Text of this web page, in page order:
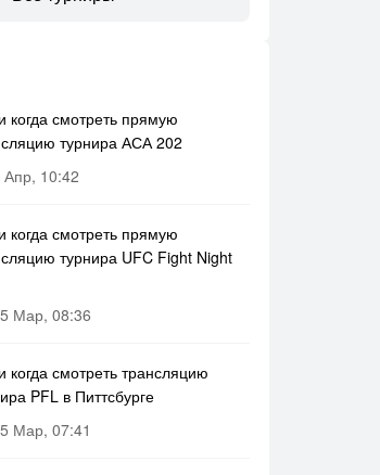
когда смотреть прямую
турнира АСА 202
Апр, 10:42
когда смотреть прямую
турнира UFC Fight Night
Мар, 08:36
когда смотреть трансляцию
PFL в Питтсбурге
Мар, 07:41